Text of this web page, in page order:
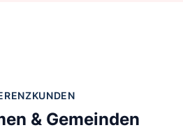
& Gemeinden